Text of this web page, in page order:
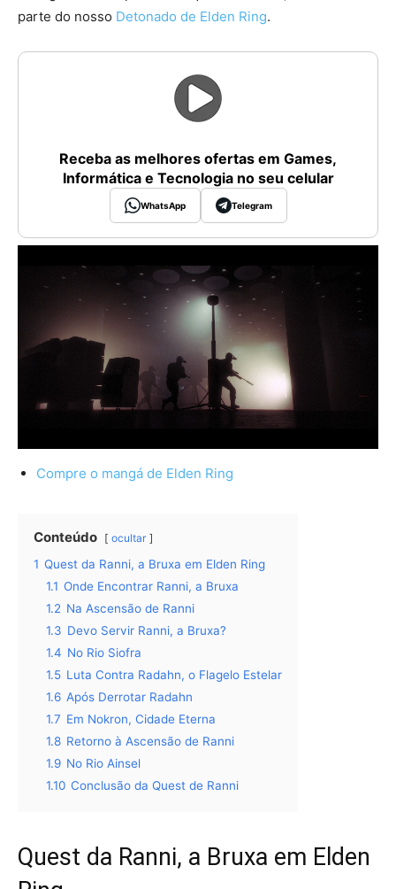
parte do nosso Detonado de Elden Ring.
Receba as melhores ofertas em Games,
Informática e Tecnologia no seu celular
WhatsApp Telegram
Compre o mangá de Elden Ring
Conteúdo ocultar
1 Quest da Ranni, a Bruxa em Elden Ring
1.1 Onde Encontrar Ranni, a Bruxa
1.2 Na Ascensão de Ranni
1.3 Devo Servir Ranni, a Bruxa?
1.4 No Rio Siofra
1.5 Luta Contra Radahn, o Flagelo Estelar
1.6 Após Derrotar Radahn
1.7 Em Nokron, Cidade Eterna
1.8 Retorno à Ascensão de Ranni
1.9 No Rio Ainsel
1.10 Conclusão da Quest de Ranni
Quest da Ranni, a Bruxa em Elden